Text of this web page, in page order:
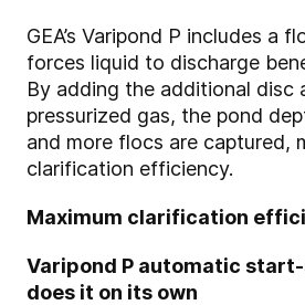
GEA’s Varipond P includes a
forces liquid to discharge
By adding the additional disc
pressurized gas, the pond
and more flocs are captured,
clarification efficiency.
Maximum clarification
Varipond P automatic
does it on its own